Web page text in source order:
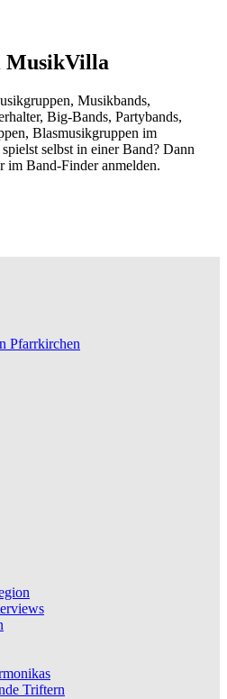
MusikVilla
Musikbands,
Big-Bands, Partybands,
Blasmusikgruppen im
selbst in einer Band? Dann
im Band-Finder anmelden.
Pfarrkirchen
Triftern